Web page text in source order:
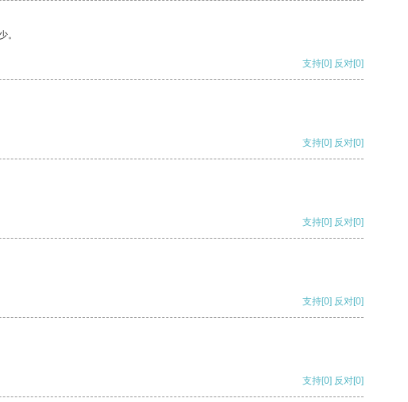
。
支持[0] 反对[0]
支持[0] 反对[0]
支持[0] 反对[0]
支持[0] 反对[0]
支持[0] 反对[0]